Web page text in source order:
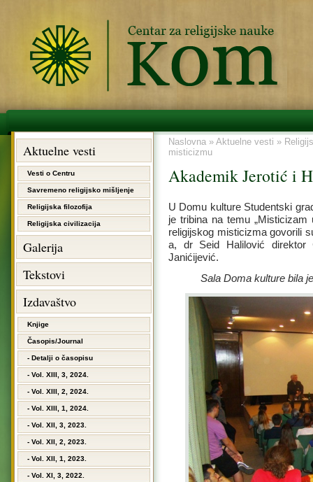
Aktuelne vesti
Vesti o Centru
Savremeno religijsko mišljenje
Religijska filozofija
Religijska civilizacija
Galerija
Tekstovi
Izdavaštvo
Knjige
Časopis/Journal
- Detalji o časopisu
- Vol. XIII, 3, 2024.
- Vol. XIII, 2, 2024.
- Vol. XIII, 1, 2024.
- Vol. XII, 3, 2023.
- Vol. XII, 2, 2023.
- Vol. XII, 1, 2023.
- Vol. XI, 3, 2022.
Naslovna » Aktuelne vesti »
misticizmu
Akademik Jerotić i
U Domu kulture Studentski
je tribina na temu
religijskog misticizma govorili
a, dr Seid Halilović direktor
Janićijević.
Sala Doma kulture bila